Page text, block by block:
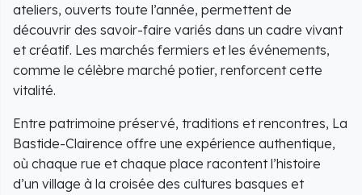
ateliers, ouverts toute l’année, permettent de
découvrir des savoir-faire variés dans un cadre vivant
et créatif. Les marchés fermiers et les événements,
comme le célèbre marché potier, renforcent cette
vitalité.
Entre patrimoine préservé, traditions et rencontres, La
Bastide-Clairence offre une expérience authentique,
où chaque rue et chaque place racontent l’histoire
d’un village à la croisée des cultures basques et